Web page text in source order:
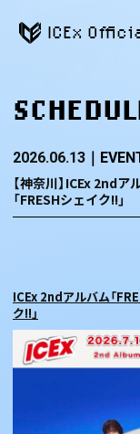
ICEx
2026.06.13
【神奈川】ICEx 2ndア
「FRESHシェイク!!」
ICEx 2ndアルバム「
ク!!」